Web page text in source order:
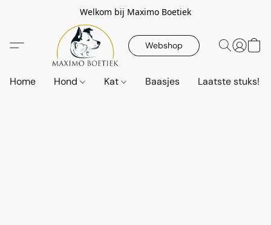
Welkom bij Maximo Boetiek
Webshop
Home Hond Kat Baasjes Laatste stuks!